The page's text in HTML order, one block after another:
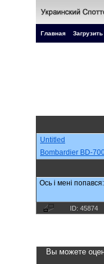
Главная
Untitled
Bombardier BD-
Ось і мені
ID: 45874
Вы можете